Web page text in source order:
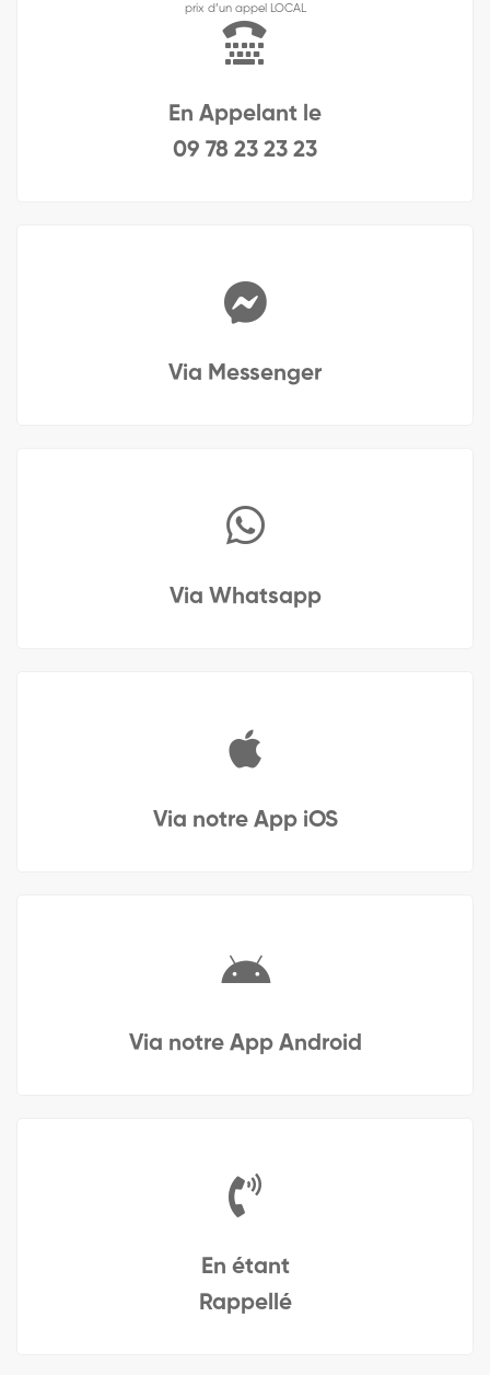
prix d’un appel LOCAL
En Appelant le
09 78 23 23 23
Via Messenger
Via Whatsapp
Via notre App iOS
Via notre App Android
En étant
Rappellé